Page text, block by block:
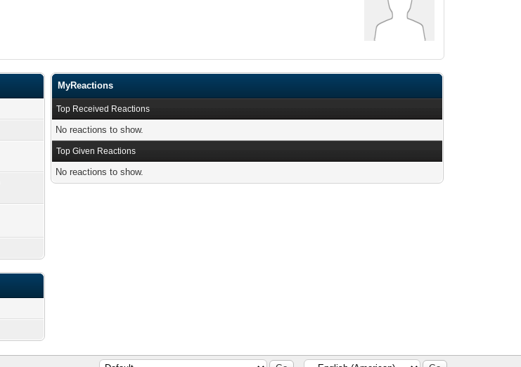
MyReactions
Top Received Reactions
No reactions to show.
Top Given Reactions
No reactions to show.